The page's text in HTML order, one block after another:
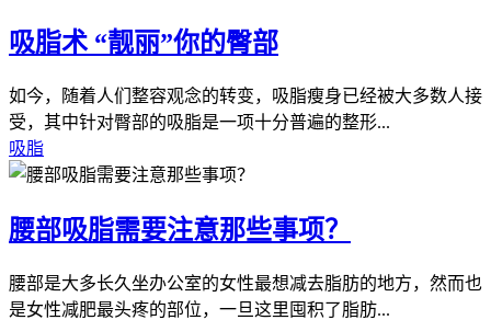
吸脂术 “靓丽”你的臀部
如今，随着人们整容观念的转变，吸脂瘦身已经被大多数人接
受，其中针对臀部的吸脂是一项十分普遍的整形...
吸脂
腰部吸脂需要注意那些事项？
腰部是大多长久坐办公室的女性最想减去脂肪的地方，然而也
是女性减肥最头疼的部位，一旦这里囤积了脂肪...